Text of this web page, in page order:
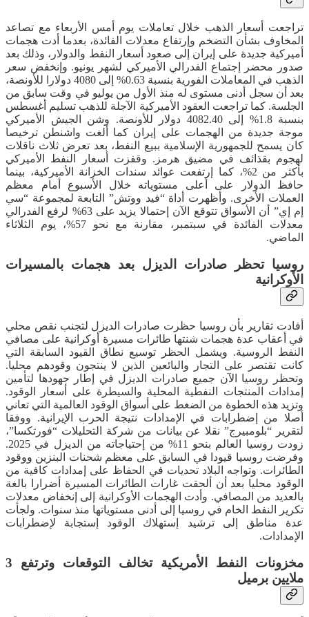
تراجعت أسعار الذهب خلال تعاملات يوم أمس الأربعاء مع تصاعد
المخاوف بشأن التضخم وإرتفاع معدلات الفائدة، بعدما أدت هجمات
أميركية جديدة على إيران إلى صعود أسعار النفط والدولار، وذلك بعد
صدور محضر إجتماع الفدرالي الأميركي لشهر يونيو. وإنخفض سعر
الذهب في المعاملات الفورية بنسبة 0.63% إلى 4080 دولارا للأونصة،
بعد أن سجل أدنى مستوى له منذ الأول من يوليو في وقت سابق من
الجلسة. كما تراجعت العقود الأميركية الآجلة للذهب تسليم أغسطس
بنسبة 1.8% إلى 4082.40 دولار للأونصة. وشن الجيش الأميركي
موجة جديدة من الهجمات على إيران كما ألغت واشنطن ترخيصا
كان يسمح للجمهورية الإسلامية ببيع النفط، بعد تعرض ثلاث ناقلات
لهجوم بقذائف في مضيق هرمز. وقفزت أسعار النفط الأميركي
بأكثر من 2%، كما إرتفعت عوائد سندات الخزانة الأميركية، بينما
حافظ الدولار على أعلى مستوياته خلال الأسبوع أمام معظم
العملات الأخرى. وأظهرت أداة “فيد ووتش” التابعة لمجموعة “سي
إم إي” أن الأسواق تتوقع الآن إحتمالا يزيد على 63% لرفع الفدرالي
معدلات الفائدة في سبتمبر، مقارنة مع نحو 57%، يوم الثلاثاء
الماضي.
روسيا تحظر صادرات الديزل بعد هجمات بالمسيرات
الأوكرانية
أفادت تقارير بأن روسيا حظرت صادرات الديزل لتجنب نقص محلي
في أعقاب عدة هجمات شنتها طائرات مسيرة أوكرانية على مصافي
النفط الروسية. ويشمل الحظر توسيع نطاق القيود السابقة التي
كانت تقتصر على التجار والبائعين الذين لا ينتجون وقودهم محليا.
وتحظر روسيا الآن جميع صادرات الديزل في إطار جهودها لتأمين
إمدادات المنتجات النفطية المحلية والسيطرة على أسعار الوقود.
وتزيد هذه الخطوة من الضغط على أسواق الوقود العالمية التي تعاني
أصلا من إضطرابات في الإمدادات نتيجة الحرب الإيرانية. ووفقا
لتقرير “بلومبيرج” نقلا عن بيانات من شركة التحليلات “فورتكسا”،
زودت روسيا العالم بنحو 11% من إحتياجاته من الديزل في 2025.
وفرضت روسيا قيودا في السابق على معظم شحنات البنزين ووقود
الطائرات. وتواجه البلاد تحديات في الحفاظ على إمدادات كافية من
الوقود محليا بعد أن ألحقت غارات الطائرات المسيرة أضرارا بالغة
بالعديد من المصافي. وأدت الهجمات الأوكرانية إلى إنخفاض معدلات
تكرير النفط الخام في روسيا إلى أدنى مستوياتها منذ سنوات. ولجأت
عدة مناطق إلى ترشيد إستهلاك الوقود إستجابة لإضطرابات
الإمدادات.
مخزونات النفط الأمريكية تخالف التوقعات وترتفع 3
ملايين برميل